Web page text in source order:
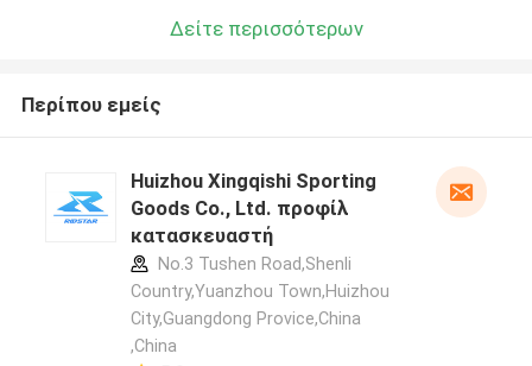
Δείτε περισσότερων
Περίπου εμείς
Huizhou Xingqishi Sporting
Goods Co., Ltd. προφίλ
κατασκευαστή
No.3 Tushen Road,Shenli
Country,Yuanzhou Town,Huizhou
City,Guangdong Provice,China
,China